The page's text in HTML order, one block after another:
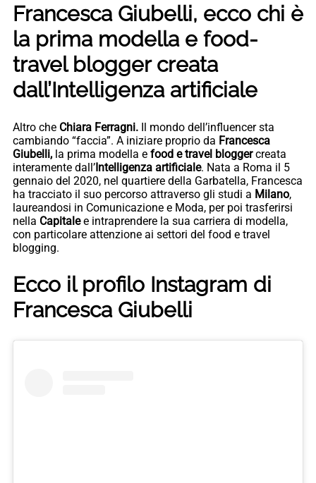
Francesca Giubelli, ecco chi è
la prima modella e food-
travel blogger creata
dall’Intelligenza artificiale
Altro che Chiara Ferragni. Il mondo dell’influencer sta
cambiando “faccia”. A iniziare proprio da Francesca
Giubelli, la prima modella e food e travel bloggercreata
interamente dall’Intelligenza artificiale. Nata a Roma il 5
gennaio del 2020, nel quartiere della Garbatella, Francesca
ha tracciato il suo percorso attraverso gli studi a Milano,
laureandosi in Comunicazione e Moda, per poi trasferirsi
nella Capitalee intraprendere la sua carriera di modella,
con particolare attenzione ai settori del food e travel
blogging.
Ecco il profilo Instagram di
Francesca Giubelli